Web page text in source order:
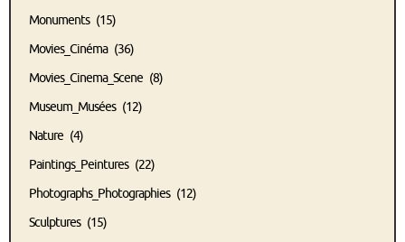
Monuments(15)
Movies_Cinéma(36)
Movies_Cinema_Scene (8)
Museum_Musées(12)
Nature (4)
Paintings_Peintures(22)
Photographs_Photographies(12)
Sculptures(15)